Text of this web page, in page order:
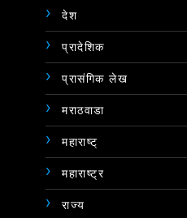
देश
प्रादेशिक
प्रासंगिक लेख
मराठवाडा
महाराष्ट्
महाराष्ट्र
राज्य